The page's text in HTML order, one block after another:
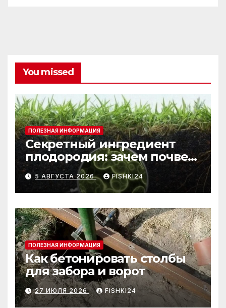
You missed
ПОЛЕЗНАЯ ИНФОРМАЦИЯ
Секретный ингредиент
плодородия: зачем почве
нужны бактерии и
биогумус
5 АВГУСТА 2026 FISHKI24
ПОЛЕЗНАЯ ИНФОРМАЦИЯ
Как бетонировать столбы
для забора и ворот
27 ИЮЛЯ 2026 FISHKI24